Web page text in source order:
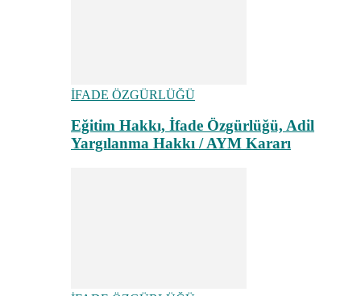
İFADE ÖZGÜRLÜĞÜ
Eğitim Hakkı, İfade Özgürlüğü, Adil
Yargılanma Hakkı / AYM Kararı